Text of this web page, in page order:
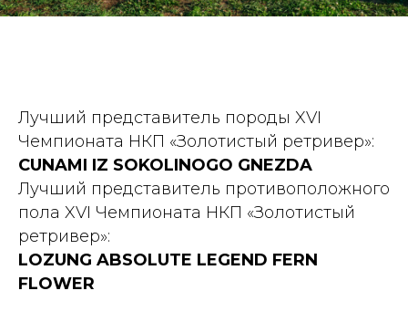
Лучший представитель породы XVI
Чемпионата НКП «Золотистый ретривер»:
CUNAMI IZ SOKOLINOGO GNEZDA
Лучший представитель противоположного
пола XVI Чемпионата НКП «Золотистый
ретривер»:
LOZUNG ABSOLUTE LEGEND FERN
FLOWER